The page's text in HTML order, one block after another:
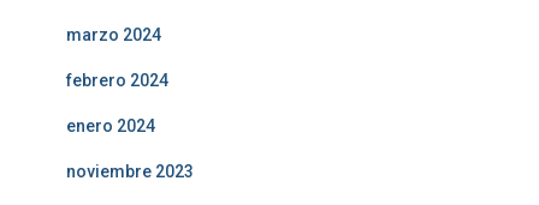
marzo 2024
febrero 2024
enero 2024
noviembre 2023